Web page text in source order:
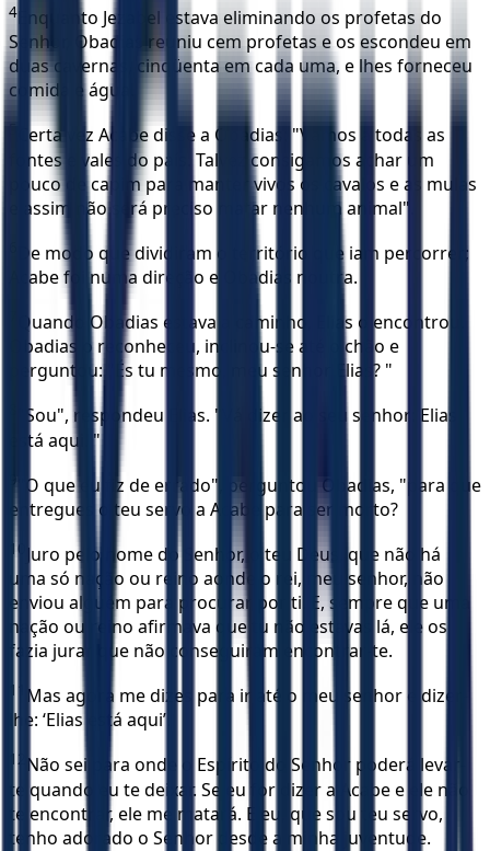
4
Enquanto Jezabel estava eliminando os profetas do
Senhor, Obadias reuniu cem profetas e os escondeu em
duas cavernas, cinqüenta em cada uma, e lhes forneceu
comida e água.
Certa vez Acabe disse a Obadias: "Vamos a todas as
fontes e vales do país. Talvez consigamos achar um
pouco de capim para manter vivos os cavalos e as mulas
e assim não será preciso matar nenhum animal".
De modo que dividiram o território que iam percorrer;
Acabe foi numa direção e Obadias noutra.
Quando Obadias estava a caminho, Elias o encontrou.
Obadias o reconheceu, inclinou-se até o chão e
perguntou: "És tu mesmo, meu senhor Elias? "
"Sou", respondeu Elias. "Vá dizer ao seu senhor: Elias
está aqui. "
9
"O que eu fiz de errado", perguntou Obadias, "para que
entregues o teu servo a Acabe para ser morto?
10 Juro pelo nome do Senhor, o teu Deus, que não há
uma só nação ou reino aonde o rei, meu senhor, não
enviou alguém para procurar por ti. E, sempre que uma
nação ou reino afirmava que tu não estavas lá, ele os
fazia jurar que não conseguiram encontrar-te.
11
Mas agora me dizes para ir até o meu senhor e dizer-
lhe: ‘Elias está aqui’.
12 Não sei para onde o Espírito do Senhor poderá levar-
te quando eu te deixar. Se eu for dizer a Acabe e ele não
te encontrar, ele me matará. E eu, que sou teu servo,
tenho adorado o Senhor desde a minha juventude.